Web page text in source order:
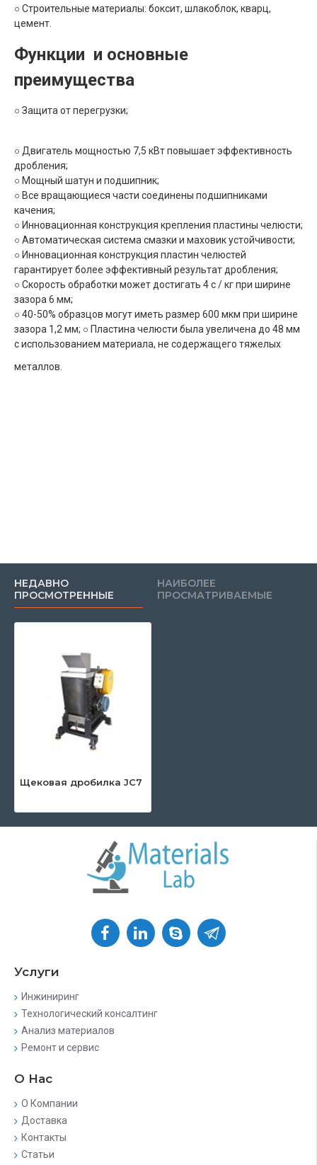
○ Строительные материалы: боксит, шлакоблок, кварц,
цемент.
Функции и основные
преимущества
○ Защита от перегрузки;
○ Двигатель мощностью 7,5 кВт повышает эффективность
дробления;
○ Мощный шатун и подшипник;
○ Все вращающиеся части соединены подшипниками
качения;
○ Инновационная конструкция крепления пластины челюсти;
○ Автоматическая система смазки и маховик устойчивости;
○ Инновационная конструкция пластин челюстей
гарантирует более эффективный результат дробления;
○ Скорость обработки может достигать 4 с / кг при ширине
зазора 6 мм;
○ 40-50% образцов могут иметь размер 600 мкм при ширине
зазора 1,2 мм; ○ Пластина челюсти была увеличена до 48 мм
с использованием материала, не содержащего тяжелых
металлов.
НЕДАВНО
ПРОСМОТРЕННЫЕ
НАИБОЛЕЕ
ПРОСМАТРИВАЕМЫЕ
Щековая дробилка JC7
Услуги
Инжиниринг
Технологический консалтинг
Анализ материалов
Ремонт и сервис
О Нас
О Компании
Доставка
Контакты
Статьи